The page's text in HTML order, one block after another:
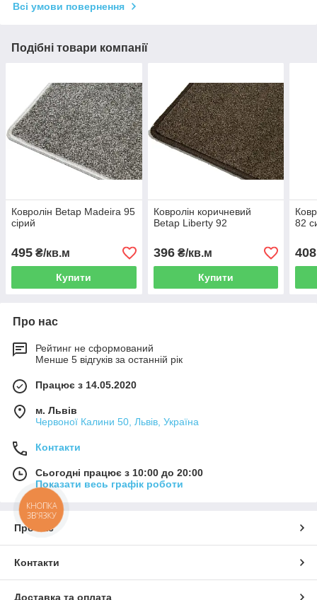
Всі умови повернення
Подібні товари компанії
Ковролін Betap Madeira 95
сірий
495 ₴/кв.м
Купити
Ковролін коричневий
Betap Liberty 92
396₴/кв.м
Купити
82
408
Про нас
Рейтинг не сформований
Менше 5 відгуків за останній рік
Працює з 14.05.2020
м. Львів
Червоної Калини 50, Львів, Україна
Контакти
Сьогодні працює з 10:00 до 20:00
Показати весь графік роботи
Про нас
Контакти
Доставка та оплата
КНОПКА
ЗВ'ЯЗКУ